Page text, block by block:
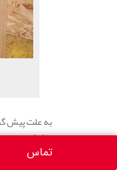
به علت پیش
پاشش و به
به علت
تماس